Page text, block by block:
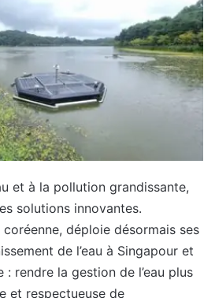
et à la pollution grandissante,
solutions innovantes.
déploie désormais ses
de l’eau à Singapour et
: rendre la gestion de l’eau plus
et respectueuse de